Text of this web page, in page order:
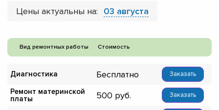
Цены актуальны на: 03 августа
Вид ремонтных работы Стоимость
Диагностика Бесплатно Заказать
Ремонт материнской
платы
500 Заказать